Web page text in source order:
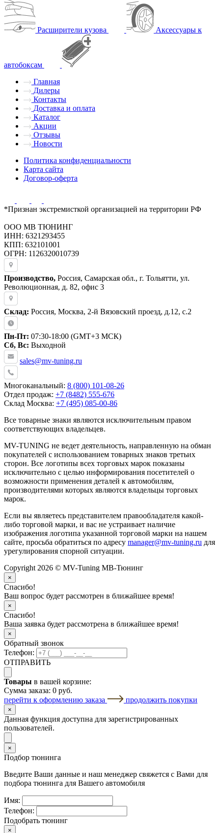
Расширители кузова Аксессуары к
автобоксам
Главная
Дилеры
Контакты
Доставка и оплата
Каталог
Акции
Отзывы
Новости
Политика конфиденциальности
Карта сайта
Договор-оферта
*Признан экстремисткой организацией на территории РФ
ООО МВ ТЮНИНГ
ИНН: 6321293455
КПП: 632101001
ОГРН: 1126320010739
Производство, Россия, Самарская обл., г. Тольятти, ул.
Революционная, д. 82, офис 3
Склад: Россия, Москва, 2-й Вязовский проезд, д.12, с.2
Пн-Пт: 07:30-18:00 (GMT+3 МСК)
Сб, Вс: Выходной
sales@mv-tuning.ru
Многоканальный: 8 (800) 101-08-26
Отдел продаж: +7 (8482) 555-676
Склад Москва: +7 (495) 085-00-86
Все товарные знаки являются исключительным правом
соответствующих владельцев.
MV-TUNING не ведет деятельность, направленную на обман
покупателей с использованием товарных знаков третьих
сторон. Все логотипы всех торговых марок показаны
исключительно с целью информирования посетителей о
возможности применения деталей к автомобилям,
производителями которых являются владельцы торговых
марок.
Если вы являетесь представителем правообладателя какой-
либо торговой марки, и вас не устраивает наличие
изображения логотипа указанной торговой марки на нашем
сайте, просьба обратиться по адресу manager@mv-tuning.ru для
урегулирования спорной ситуации.
Copyright 2026 © MV-Tuning МВ-Тюнинг
×
Спасибо!
Ваш вопрос будет рассмотрен в ближайшее время!
×
Спасибо!
Ваша заявка будет рассмотрена в ближайшее время!
×
Обратный звонок
Телефон:
ОТПРАВИТЬ
Товары в вашей корзине:
Сумма заказа: 0 руб.
перейти к оформлению заказа
продолжить покупки
×
Данная функция доступна для зарегистрированных
пользователей.
×
Подбор тюнинга
Введите Ваши данные и наш менеджер свяжется с Вами для
подбора тюнинга для Вашего автомобиля
Имя:
Телефон:
Подобрать тюнинг
×